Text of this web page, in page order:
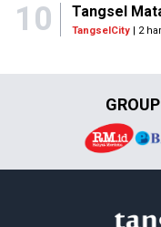
10 Tangsel
TangselCity | 2